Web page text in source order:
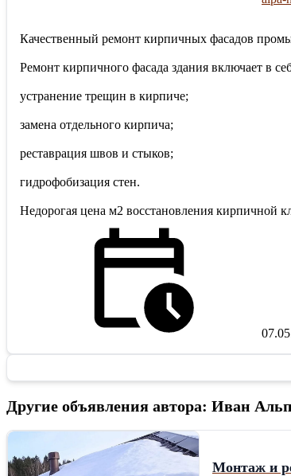
Качественный ремонт кирпичных фасадов
Ремонт кирпичного фасада здания включает в
устранение трещин в кирпиче;
замена отдельного кирпича;
реставрация швов и стыков;
гидрофобизация стен.
Недорогая цена м2 восстановления кирпичной
Другие объявления автора: Иван
Монтаж и